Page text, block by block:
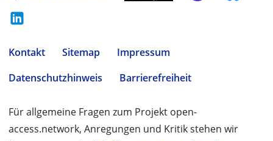
Kontakt Sitemap
Impressum
Datenschutzhinweis
Barrierefreiheit
Für allgemeine Fragen zum Projekt open-
access.network, Anregungen und Kritik stehen wir